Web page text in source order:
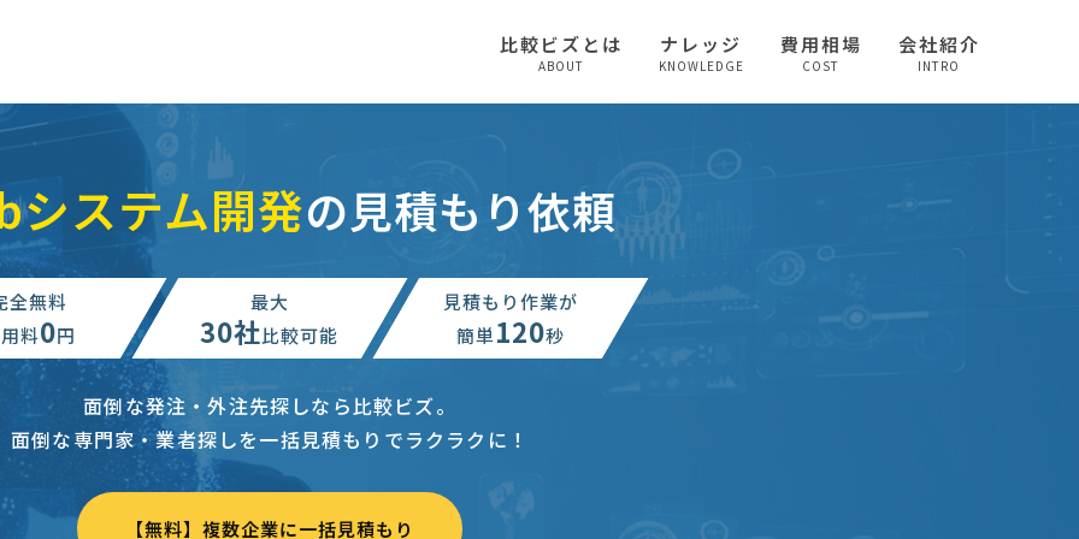
比較ビズとは
ABOUT
ナレッジ
KNOWLEDGE
費用相場
COST
会社紹介
INTRO
システム開発の見積もり依頼
全無料
料0円
最大
30社比較可能
見積もり作業が
簡単120秒
面倒な発注・外注先探しなら比較ビズ。
面倒な専門家・業者探しを一括見積もりでラクラクに！
【無料】複数企業に一括見積もり